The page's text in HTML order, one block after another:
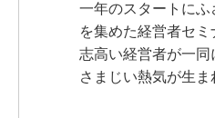
一年のスタートにふ
を集めた経営者セ
志高い経営者が一
さまじい熱気が生ま